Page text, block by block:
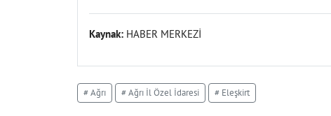
Kaynak: HABER MERKEZİ
# Ağrı # Ağrı İl Özel İdaresi # Eleşkirt